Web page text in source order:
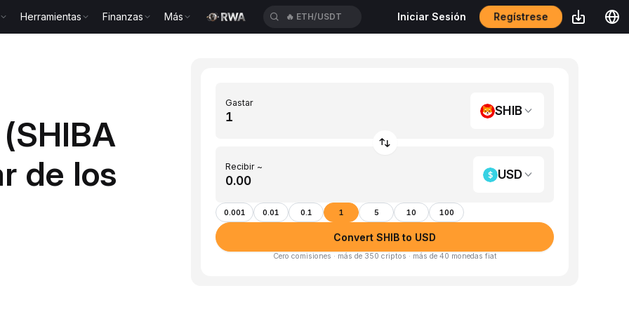
Herramientas Finanzas Más 🔥 ETH/USDT Iniciar Sesión Regístrese
de los
Gastar
SHIB
Recibir ~
USD
0.001 0.01 0.1 1 5 10 100
Convert SHIB to USD
Cero comisiones · más de 350 criptos · más de 40 monedas fiat